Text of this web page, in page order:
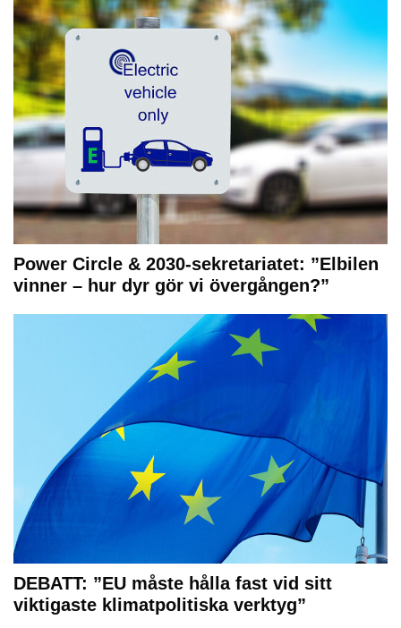
Power Circle & 2030-sekretariatet: ”Elbilen
vinner – hur dyr gör vi övergången?”
DEBATT: ”EU måste hålla fast vid sitt
viktigaste klimatpolitiska verktyg”